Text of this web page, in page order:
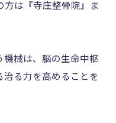
方は『寺庄整骨院』ま
機械は、脳の生命中枢
治る力を高めることを